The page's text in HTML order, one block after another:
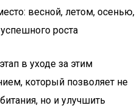
весной, летом, осенью,
роста
в уходе за этим
который позволяет не
но и улучшить